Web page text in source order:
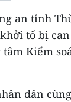
an tỉnh
tố bị
Kiểm
dân